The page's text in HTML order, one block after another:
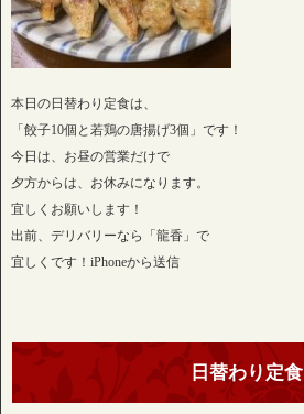
本日の日替わり定食は、
「餃子10個と若鶏の唐揚げ3個」です！
今日は、お昼の営業だけで
夕方からは、お休みになります。
宜しくお願いします！
出前、デリバリーなら「龍香」で
宜しくです！iPhoneから送信
日替わり定食